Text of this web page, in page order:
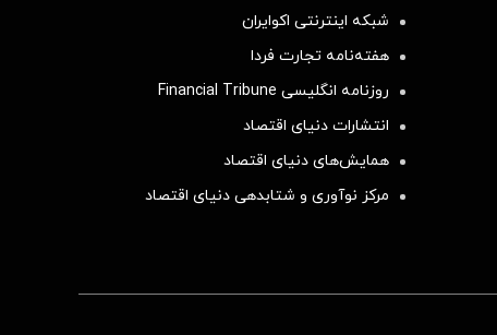
شبکه اینترنتی اکوایران
هفته‌نامه تجارت فردا
روزنامه انگلیسی Financial Tribune
انتشارات دنیای اقتصاد
همایش‌های دنیای اقتصاد
مرکز نوآوری و شتابدهی دنیای اقتصاد